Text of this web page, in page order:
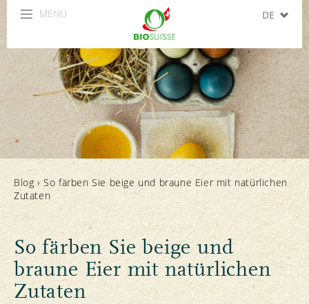
MENÜ DE
IT
EN
ES
Blog›So färben Sie beige und braune Eier mit natürlichen
Zutaten
So färben Sie beige und
braune Eier mit natürlichen
Zutaten